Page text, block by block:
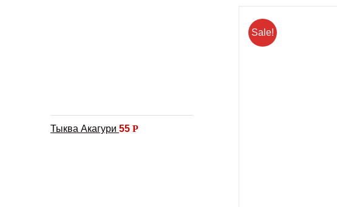
Sale!
Тыква Акагури 55 Р